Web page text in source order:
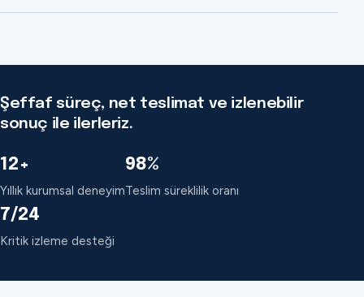
Şeffaf süreç, net teslimat ve izlenebilir
sonuç ile ilerleriz.
12+
Yıllık kurumsal deneyim
98%
Teslim süreklilik oranı
7/24
Kritik izleme desteği